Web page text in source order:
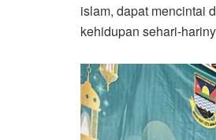
islam, dapat mencintai
kehidupan sehari-